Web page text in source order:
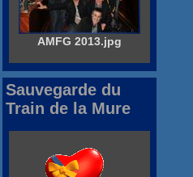
AMFG 2013.jpg
Sauvegarde du
Train de la Mure